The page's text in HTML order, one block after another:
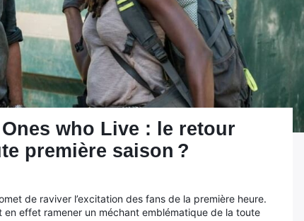
who Live : le retour
première saison ?
de raviver l’excitation des fans de la première heure.
effet ramener un méchant emblématique de la toute